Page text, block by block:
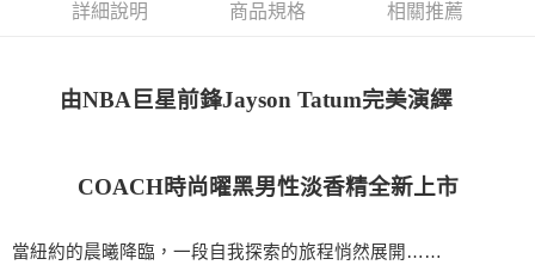
詳細說明 商品規格 相關推薦
由NBA 巨星前鋒Jayson Tatum完美演繹
COACH時尚曜黑男性淡香精全新上市
當紐約的晨曦降臨，一段自我探索的旅程悄然展開……